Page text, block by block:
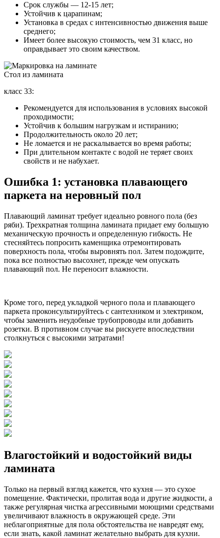
Срок службы — 12-15 лет;
Устойчив к царапинам;
Установка в средах с интенсивностью движения выше
среднего;
Имеет более высокую стоимость, чем 31 класс, но
оправдывает это своим качеством.
Стол из ламината
класс 33:
Рекомендуется для использования в условиях высокой
проходимости;
Устойчив к большим нагрузкам и истиранию;
Продолжительность около 20 лет;
Не ломается и не раскалывается во время работы;
При длительном контакте с водой не теряет своих
свойств и не набухает.
Ошибка 1: установка плавающего
паркета на неровный пол
Плавающий ламинат требует идеально ровного пола (без
ряби). Трехкратная толщина ламината придает ему большую
механическую прочность и определенную гибкость. Не
стесняйтесь попросить каменщика отремонтировать
поверхность пола, чтобы выровнять пол. Затем подождите,
пока все полностью высохнет, прежде чем опускать
плавающий пол. Не переносит влажности.
Кроме того, перед укладкой черного пола и плавающего
паркета проконсультируйтесь с сантехником и электриком,
чтобы заменить неудобные трубопроводы или добавить
розетки. В противном случае вы рискуете впоследствии
столкнуться с высокими затратами!
Влагостойкий и водостойкий виды
ламината
Только на первый взгляд кажется, что кухня — это сухое
помещение. Фактически, пролитая вода и другие жидкости, а
также регулярная чистка агрессивными моющими средствами
увеличивают влажность в окружающей среде. Эти
неблагоприятные для пола обстоятельства не навредят ему,
если знать, какой ламинат желательно выбрать для кухни.